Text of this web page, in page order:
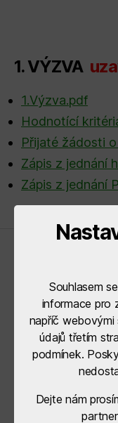
1. VÝZVA
1.Výzva.pdf
Hodnotící
Přijaté žádosti
Zápis z jednání
Zápis z jednání
Řídící
Souhlasem
informace pro
napříč webovými
údajů třetím
podmínek.
Dejte nám